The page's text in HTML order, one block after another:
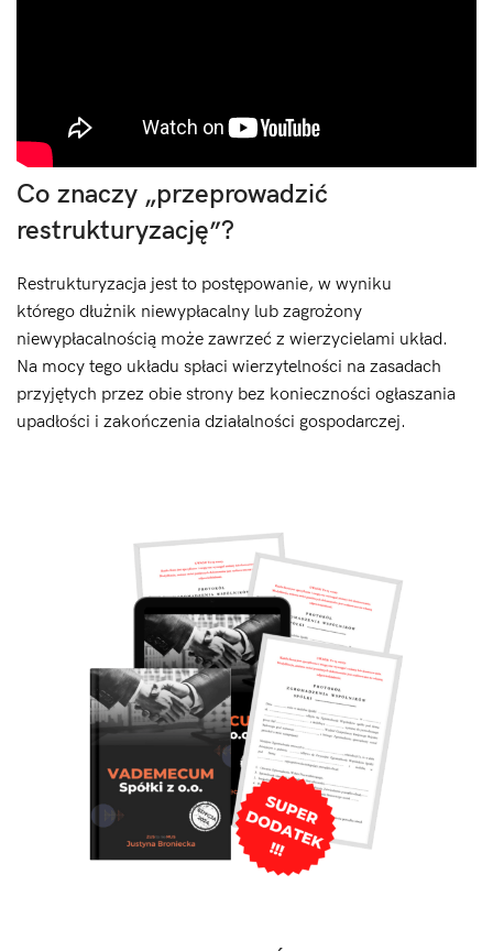
Co znaczy „przeprowadzić
restrukturyzację”?
Restrukturyzacja jest to postępowanie, w wyniku
którego dłużnik niewypłacalny lub zagrożony
niewypłacalnością może zawrzeć z wierzycielami układ.
Na mocy tego układu spłaci wierzytelności na zasadach
przyjętych przez obie strony bez konieczności ogłaszania
upadłości i zakończenia działalności gospodarczej.